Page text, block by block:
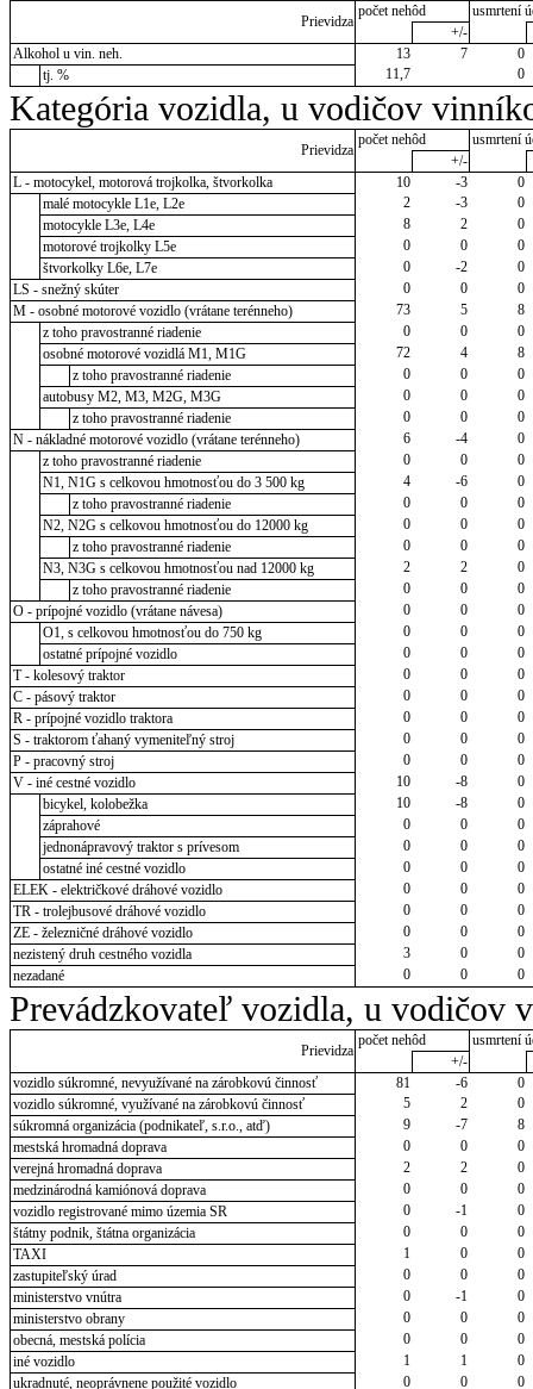
Prievidza
počet nehôd
usmrtení
+/-
Alkohol u vin. neh.
13 7
0
tj. %
11,7 0
Kategória vozidla, u vodičov
Prievidza
počet nehôd
usmrtení
+/-
L - motocykel, motorová trojkolka, štvorkolka
10 -3
0
malé motocykle L1e, L2e
2 -3
0
motocykle L3e, L4e
8 2
0
motorové trojkolky L5e
0 0
0
štvorkolky L6e, L7e
0 -2
0
LS - snežný skúter
0 0
0
M - osobné motorové vozidlo (vrátane terénneho)
73 5
8
z toho pravostranné riadenie
0 0
0
osobné motorové vozidlá M1, M1G
72 4
8
z toho pravostranné riadenie
0 0
0
autobusy M2, M3, M2G, M3G
0 0
0
z toho pravostranné riadenie
0 0
0
N - nákladné motorové vozidlo (vrátane terénneho)
6 -4
0
z toho pravostranné riadenie
0 0
0
N1, N1G s celkovou hmotnosťou do 3 500 kg
4 -6
0
z toho pravostranné riadenie
0 0
0
N2, N2G s celkovou hmotnosťou do 12000 kg
0 0
0
z toho pravostranné riadenie
0 0
0
N3, N3G s celkovou hmotnosťou nad 12000 kg
2 2
0
z toho pravostranné riadenie
0 0
0
O - prípojné vozidlo (vrátane návesa)
0 0
0
O1, s celkovou hmotnosťou do 750 kg
0 0
0
ostatné prípojné vozidlo
0 0
0
T - kolesový traktor
0 0
0
C - pásový traktor
0 0
0
R - prípojné vozidlo traktora
0 0
0
S - traktorom ťahaný vymeniteľný stroj
0 0
0
P - pracovný stroj
0 0
0
V - iné cestné vozidlo
10 -8
0
bicykel, kolobežka
10 -8
0
záprahové
0 0
0
jednonápravový traktor s prívesom
0 0
0
ostatné iné cestné vozidlo
0 0
0
ELEK - električkové dráhové vozidlo
0 0
0
TR - trolejbusové dráhové vozidlo
0 0
0
ZE - železničné dráhové vozidlo
0 0
0
nezistený druh cestného vozidla
3 0
0
nezadané
0 0 0
Prevádzkovateľ vozidla, u vodičov
Prievidza
počet nehôd
usmrtení
+/-
vozidlo súkromné, nevyužívané na zárobkovú činnosť
81 -6
0
vozidlo súkromné, využívané na zárobkovú činnosť
5 2
0
súkromná organizácia (podnikateľ, s.r.o., atď)
9 -7
8
mestská hromadná doprava
0 0
0
verejná hromadná doprava
2 2
0
medzinárodná kamiónová doprava
0 0
0
vozidlo registrované mimo územia SR
0 -1
0
štátny podnik, štátna organizácia
0 0
0
TAXI
1 0
0
zastupiteľský úrad
0 0
0
ministerstvo vnútra
0 -1
0
ministerstvo obrany
0 0
0
obecná, mestská polícia
0 0
0
iné vozidlo
1 1
0
ukradnuté, neoprávnene použité vozidlo
0 0 0